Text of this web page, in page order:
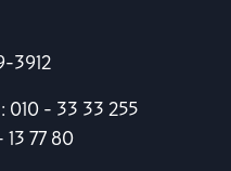
3912
010 – 33 33 255
77 80